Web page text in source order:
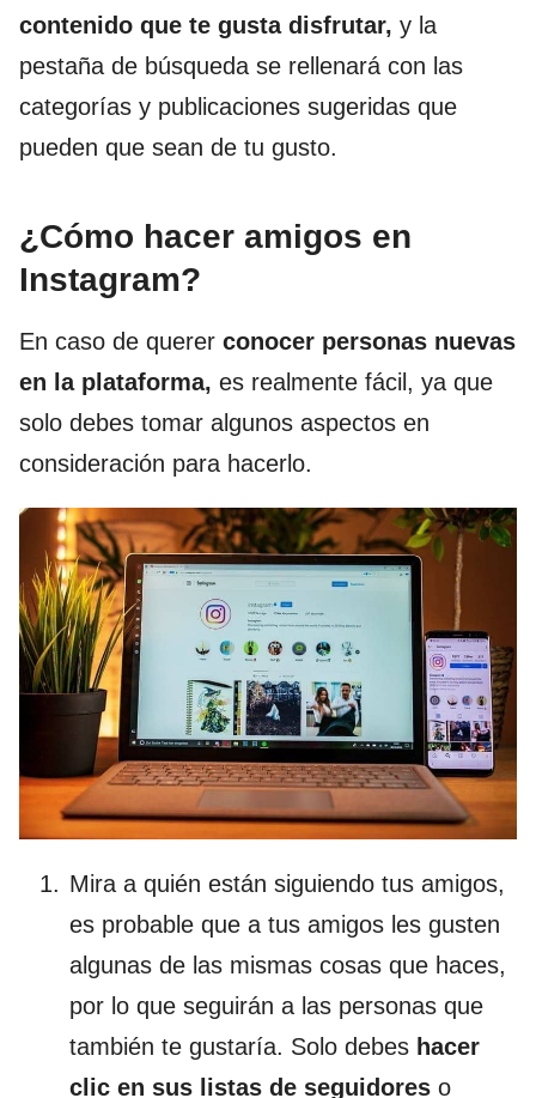
contenido que te gusta disfrutar, y la
pestaña de búsqueda se rellenará con las
categorías y publicaciones sugeridas que
pueden que sean de tu gusto.
¿Cómo hacer amigos en
Instagram?
En caso de querer conocer personas nuevas
en la plataforma, es realmente fácil, ya que
solo debes tomar algunos aspectos en
consideración para hacerlo.
Mira a quién están siguiendo tus amigos,
es probable que a tus amigos les gusten
algunas de las mismas cosas que haces,
por lo que seguirán a las personas que
también te gustaría. Solo debes hacer
clic en sus listas de seguidores o